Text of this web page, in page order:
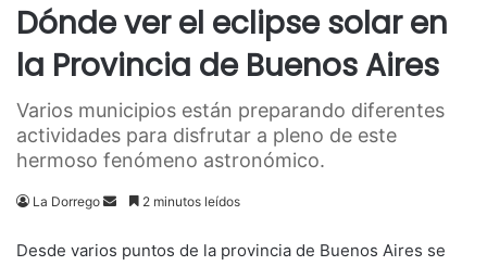
Dónde ver el eclipse solar en
la Provincia de Buenos Aires
Varios municipios están preparando diferentes
actividades para disfrutar a pleno de este
hermoso fenómeno astronómico.
La Dorrego
Send
email
2 minutos leídos
Desde varios puntos de la provincia de Buenos Aires se